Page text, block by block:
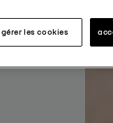
gérer les cookies